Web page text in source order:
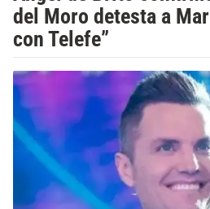
del Moro detesta a
con Telefe”